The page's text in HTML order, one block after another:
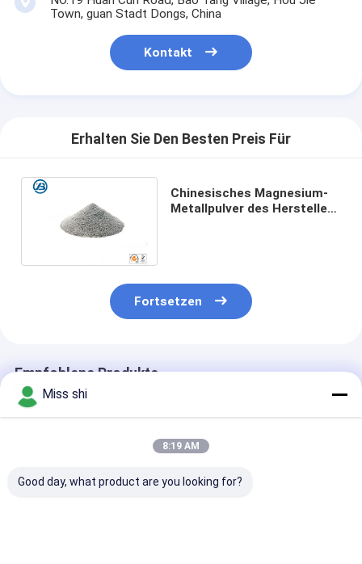
Town, guan Stadt Dongs, China
Kontakt
Erhalten Sie Den Besten Preis Für
Chinesisches Magnesium-
Metallpulver des Hersteller-
Fortsetzen
Empfohlene Produkte
Miss shi
8:19 AM
Good day, what product are you looking for?